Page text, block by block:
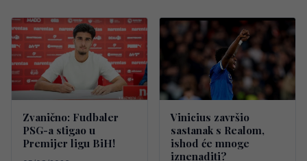
Zvanično: Fudbaler
PSG-a stigao u
Premijer ligu BiH!
Vinicius završio
sastanak s Realom,
ishod će mnoge
iznenaditi?